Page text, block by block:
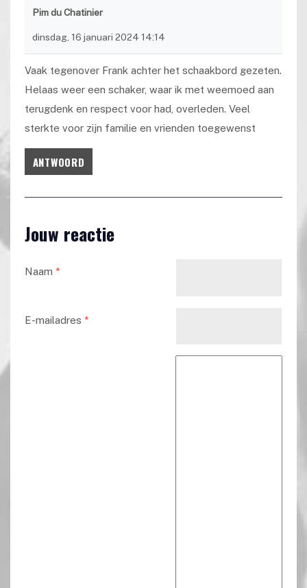
Pim du Chatinier
dinsdag, 16 januari 2024 14:14
Vaak tegenover Frank achter het schaakbord gezeten.
Helaas weer een schaker, waar ik met weemoed aan
terugdenk en respect voor had, overleden. Veel
sterkte voor zijn familie en vrienden toegewenst
ANTWOORD
Jouw reactie
Naam *
E-mailadres *